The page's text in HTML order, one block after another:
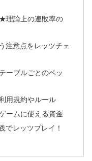
理論上の連敗率の
注意点をレッツチェ
ーブルごとのベッ
用規約やルール
ームに使える資金
でレッツプレイ！